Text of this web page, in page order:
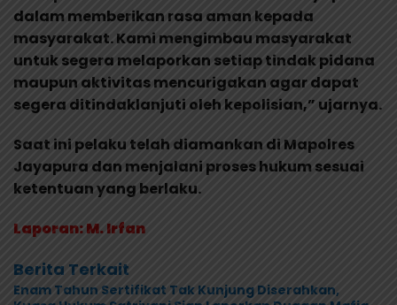
dalam memberikan rasa aman kepada
masyarakat. Kami mengimbau masyarakat
untuk segera melaporkan setiap tindak pidana
maupun aktivitas mencurigakan agar dapat
segera ditindaklanjuti oleh kepolisian,” ujarnya.
Saat ini pelaku telah diamankan di Mapolres
Jayapura dan menjalani proses hukum sesuai
ketentuan yang berlaku.
Laporan: M. Irfan
Berita Terkait
Enam Tahun Sertifikat Tak Kunjung Diserahkan,